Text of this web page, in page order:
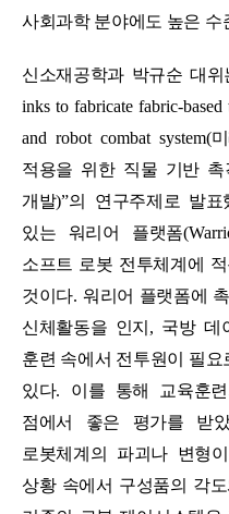
사회과학 분야에도 높은 수
신소재공학과 박규순 대위
inks to fabricate fabric-
and robot combat system(
적용을 위한 직물 기반 촉
개발)”의 연구주제로 발표
있는 워리어 플랫폼
소프트 로봇 전투체계에
것이다. 워리어 플랫폼에
신체활동을 인지 , 국방 데
훈련 속에서 전투원이 필
있다. 이를 통해 교육훈
점에서 좋은 평가를 받
로봇체계의 파괴나 변형
상황 속에서 구성품의 각